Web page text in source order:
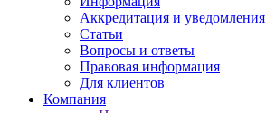
Аккредитация и уведомления
Статьи
Вопросы и ответы
Правовая информация
Для клиентов
Компания